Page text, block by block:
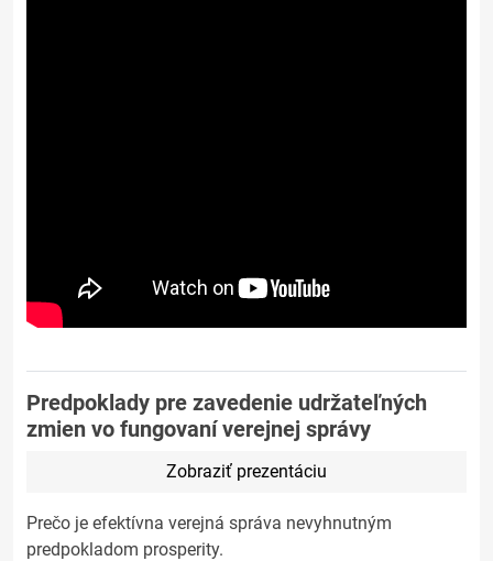
Predpoklady pre zavedenie udržateľných
zmien vo fungovaní verejnej správy
Zobraziť prezentáciu
Prečo je efektívna verejná správa nevyhnutným
predpokladom prosperity.